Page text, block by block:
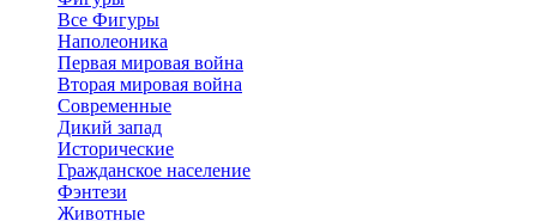
Все Фигуры
Наполеоника
Первая мировая война
Вторая мировая война
Современные
Дикий запад
Исторические
Гражданское население
Фэнтези
Животные